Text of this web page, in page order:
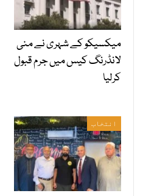
میکسیکو کے شہری نے منی
لانڈرنگ کیس میں جرم قبول
کرلیا
انتخاب